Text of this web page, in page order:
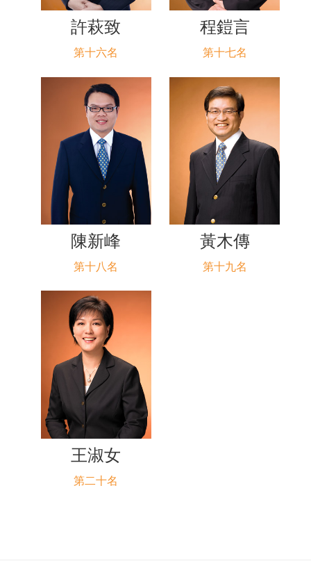
許萩致
第十六名
程鎧言
第十七名
陳新峰
第十八名
黃木傳
第十九名
王淑女
第二十名